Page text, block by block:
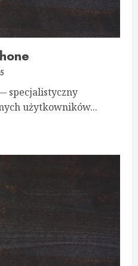
specjalistyczny
użytkowników...